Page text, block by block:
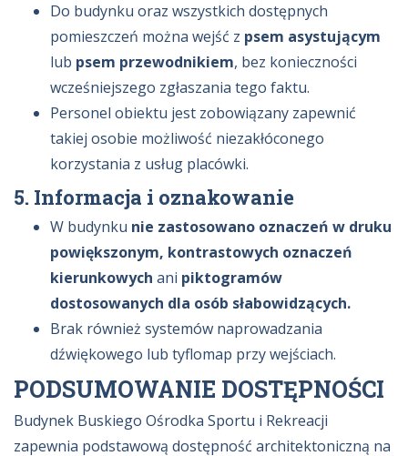
Do budynku oraz wszystkich dostępnych
pomieszczeń można wejść z psem asystującym
lub psem przewodnikiem, bez konieczności
wcześniejszego zgłaszania tego faktu.
Personel obiektu jest zobowiązany zapewnić
takiej osobie możliwość niezakłóconego
korzystania z usług placówki.
5. Informacja i oznakowanie
W budynku nie zastosowano oznaczeń w druku
powiększonym, kontrastowych oznaczeń
kierunkowych ani piktogramów
dostosowanych dla osób słabowidzących.
Brak również systemów naprowadzania
dźwiękowego lub tyflomap przy wejściach.
PODSUMOWANIE DOSTĘPNOŚCI
Budynek Buskiego Ośrodka Sportu i Rekreacji
zapewnia podstawową dostępność architektoniczną na